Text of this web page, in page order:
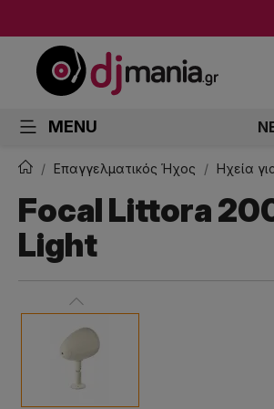
MENU
Επαγγελματικός Ήχος Ηχεία
Focal Littora
Light